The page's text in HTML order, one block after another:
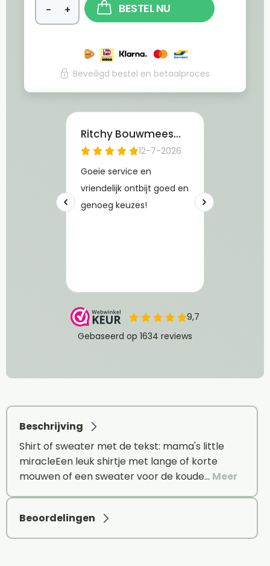
− + BESTEL NU
Beveiligd bestel en betaalproces
Beschrijving
Shirt of sweater met de tekst: mama's little
miracleEen leuk shirtje met lange of korte
mouwen of een sweater voor de koude… Meer
Beoordelingen